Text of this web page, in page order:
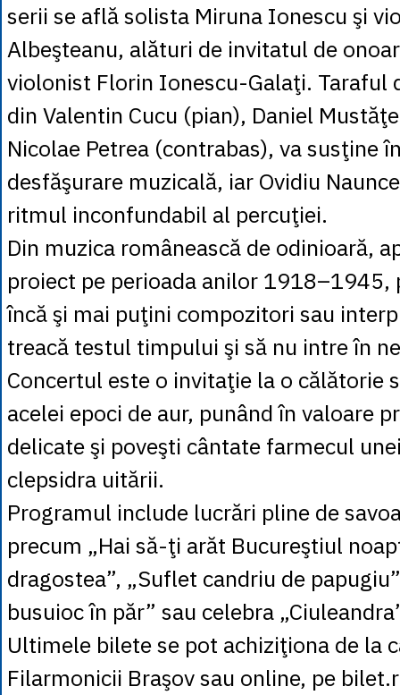
serii se află solista Miruna Ionescu şi
Albeşteanu, alături de invitatul de
violonist Florin Ionescu-Galaţi. Taraful
din Valentin Cucu (pian), Daniel
Nicolae Petrea (contrabas), va susţine
desfăşurare muzicală, iar Ovidiu
ritmul inconfundabil al percuţiei.
Din muzica românească de odinioară,
proiect pe perioada anilor 1918–1945,
încă şi mai puţini compozitori sau
treacă testul timpului şi să nu intre în
Concertul este o invitaţie la o călătorie
acelei epoci de aur, punând în valoare
delicate şi poveşti cântate farmecul
clepsidra uitării.
Programul include lucrări pline de
precum „Hai să-ţi arăt Bucureştiul
dragostea”, „Suflet candriu de
busuioc în păr” sau celebra
Ultimele bilete se pot achiziţiona de la
Filarmonicii Braşov sau online, pe